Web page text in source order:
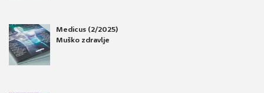
Medicus (2/2025)
Muško zdravlje